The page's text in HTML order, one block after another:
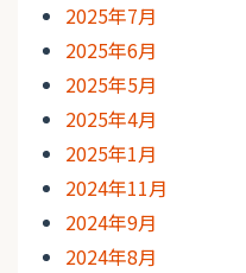
2025年7月
2025年6月
2025年5月
2025年4月
2025年1月
2024年11月
2024年9月
2024年8月